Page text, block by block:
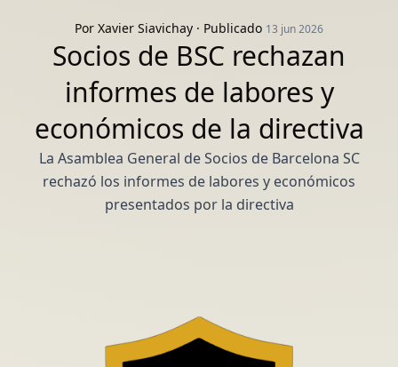
Por Xavier Siavichay · Publicado 13 jun 2026
Socios de BSC rechazan
informes de labores y
económicos de la directiva
La Asamblea General de Socios de Barcelona SC
rechazó los informes de labores y económicos
presentados por la directiva